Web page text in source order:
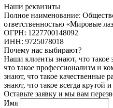
Наши реквизиты
Полное наименование:
ответственностью «Мировые
ОГРН: 1227700148092
ИНН: 9725078018
Почему нас выбирают?
Наши клиенты знают, что такое
что такое профессионализм и
знают, что такое качественные
знают, что такое всегда крутой
Оставьте заявку и мы вам
Имя